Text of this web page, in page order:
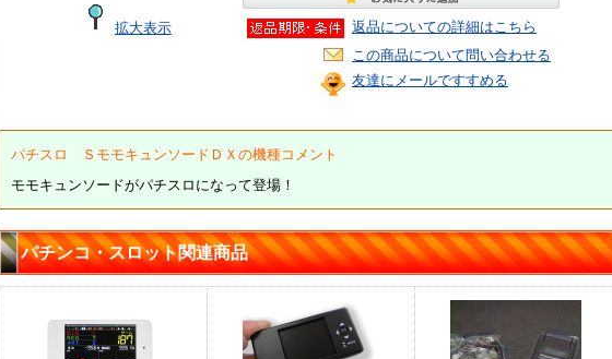
拡大表示
返品についての詳細はこちら
この商品について問い合わせる
友達にメールですすめる
パチスロ ＳモモキュンソードＤＸの機種コメント
モモキュンソードがパチスロになって登場！
パチンコ・スロット関連商品